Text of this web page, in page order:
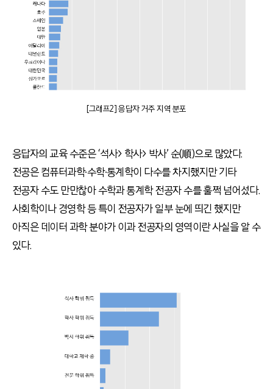
[그래프2] 응답자 거주 지역 분포
응답자의 교육 수준은 ‘석사> 학사> 박사’ 순(順)으로 많았다.
전공은 컴퓨터과학∙수학∙통계학이 다수를 차지했지만 기타
전공자 수도 만만찮아 수학과 통계학 전공자 수를 훌쩍 넘어섰다.
사회학이나 경영학 등 특이 전공자가 일부 눈에 띄긴 했지만
아직은 데이터 과학 분야가 이과 전공자의 영역이란 사실을 알 수
있다.